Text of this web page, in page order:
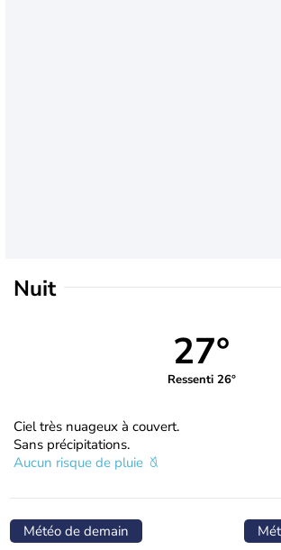
Nuit
27°
Ressenti 26°
Ciel très nuageux à couvert.
Sans précipitations.
Aucun risque de pluie
Météo de demain